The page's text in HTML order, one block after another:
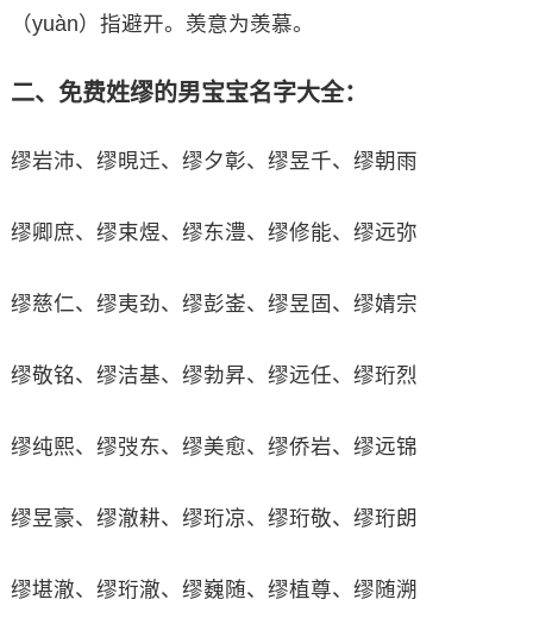
（yuàn）指避开。羡意为羡慕。
二、免费姓缪的男宝宝名字大全：
缪岩沛、缪晛迁、缪夕彰、缪昱千、缪朝雨
缪卿庶、缪束煜、缪东澧、缪修能、缪远弥
缪慈仁、缪夷劲、缪彭崟、缪昱固、缪婧宗
缪敬铭、缪洁基、缪勃昇、缪远任、缪珩烈
缪纯熙、缪弢东、缪美愈、缪侨岩、缪远锦
缪昱豪、缪澈耕、缪珩凉、缪珩敬、缪珩朗
缪堪澈、缪珩澈、缪巍随、缪植尊、缪随溯